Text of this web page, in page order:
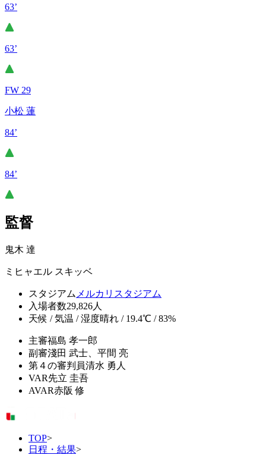
63’
63’
FW 29
小松 蓮
84’
84’
監督
鬼木 達
ミヒャエル スキッベ
スタジアム メルカリスタジアム
入場者数29,826人
天候 / 気温 / 湿度晴れ / 19.4℃ / 83%
主審福島 孝一郎
副審淺田 武士、平間 亮
第４の審判員清水 勇人
VAR先立 圭吾
AVAR赤阪 修
TOP>
日程・結果>